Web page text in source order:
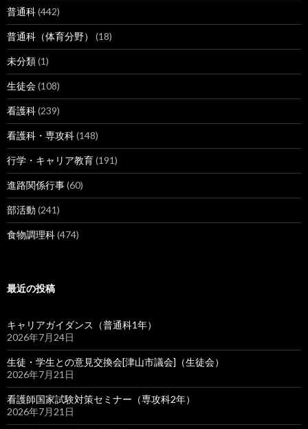
普通科(442)
普通科（体育分野） (18)
未分類(1)
生徒会(108)
看護科(239)
看護科・専攻科(148)
行学・キャリア教育(191)
進路関係行事(60)
部活動 (241)
食物調理科(474)
最近の投稿
キャリアガイダンス（普通科1年）
2026年7月24日
生徒・学生との意見交換会[津山市議会]（生徒会）
2026年7月21日
看護師国家試験対策セミナー（専攻科2年）
2026年7月21日